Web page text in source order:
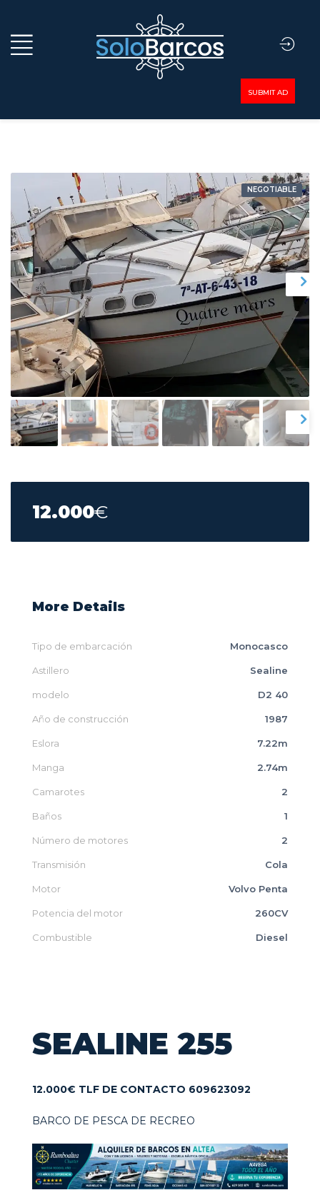
SUBMIT AD
NEGOTIABLE
12.000€
More Details
Tipo de embarcación Monocasco
Astillero Sealine
modelo D2 40
Año de construcción 1987
Eslora 7.22m
Manga 2.74m
Camarotes 2
Baños 1
Número de motores 2
Transmisión Cola
Motor Volvo Penta
Potencia del motor 260CV
Combustible Diesel
SEALINE 255
12.000€ TLF DE CONTACTO 609623092
BARCO DE PESCA DE RECREO